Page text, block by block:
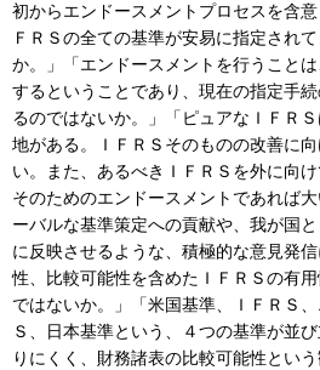
初からエンドースメントプロセスを含
ＦＲＳの全ての基準が安易に指定され
か。」「エンドースメントを行うこと
するということであり、現在の指定手
るのではないか。」「ピュアなＩＦＲ
地がある。ＩＦＲＳそのものの改善に
い。また、あるべきＩＦＲＳを外に向け
そのためのエンドースメントであれば
ーバルな基準策定への貢献や、我が国
に反映させるような、積極的な意見発
性、比較可能性を含めたＩＦＲＳの有
ではないか。」「米国基準、ＩＦＲＳ
Ｓ、日本基準という、４つの基準が並
りにくく、財務諸表の比較可能性とい